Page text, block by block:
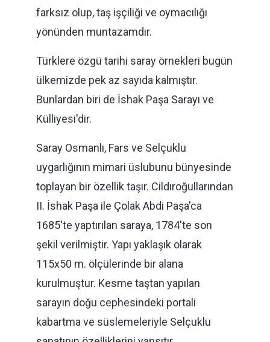
farksız olup, taş işçiliği ve oymacılığı
yönünden muntazamdır.
Türklere özgü tarihi saray örnekleri bugün
ülkemizde pek az sayıda kalmıştır.
Bunlardan biri de İshak Paşa Sarayı ve
Külliyesi'dir.
Saray Osmanlı, Fars ve Selçuklu
uygarlığının mimari üslubunu bünyesinde
toplayan bir özellik taşır. Cildıroğullarından
II. İshak Paşa ile Çolak Abdi Paşa'ca
1685'te yaptırılan saraya, 1784'te son
şekil verilmiştir. Yapı yaklaşık olarak
115x50 m. ölçülerinde bir alana
kurulmuştur. Kesme taştan yapılan
sarayın doğu cephesindeki portali
kabartma ve süslemeleriyle Selçuklu